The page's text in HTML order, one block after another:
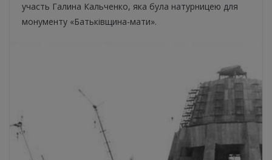
участь Галина Кальченко, яка була натурницею для
монументу «Батьківщина-мати».